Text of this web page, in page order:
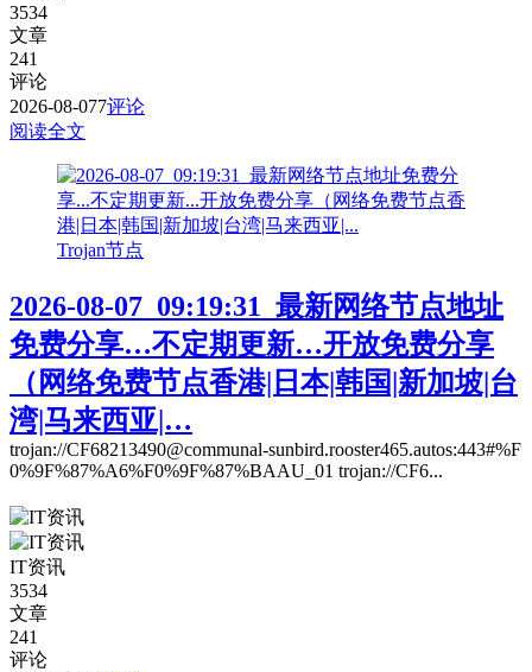
3534
文章
241
评论
2026-08-077评论
阅读全文
Trojan节点
2026-08-07_09:19:31_最新网络节点地址
免费分享…不定期更新…开放免费分享
（网络免费节点香港|日本|韩国|新加坡|台
湾|马来西亚|…
trojan://CF68213490@communal-sunbird.rooster465.autos:443#%F
0%9F%87%A6%F0%9F%87%BAAU_01 trojan://CF6...
IT资讯
3534
文章
241
评论